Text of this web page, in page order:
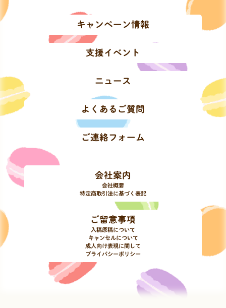
キャンペーン情報
支援イベント
ニュース
よくあるご質問
ご連絡フォーム
会社案内
会社概要
特定商取引法に基づく表記
ご留意事項
入稿原稿について
キャンセルについて
成人向け表現に関して
プライバシーポリシー